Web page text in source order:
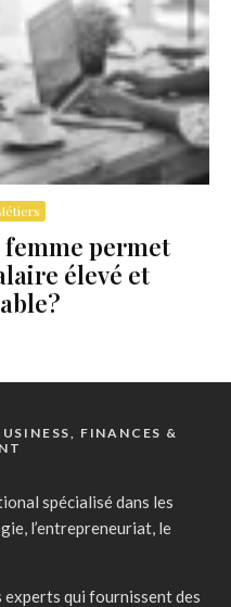
permet
élevé et
FINANCES &
spécialisé dans les
l’entrepreneuriat, le
qui fournissent des